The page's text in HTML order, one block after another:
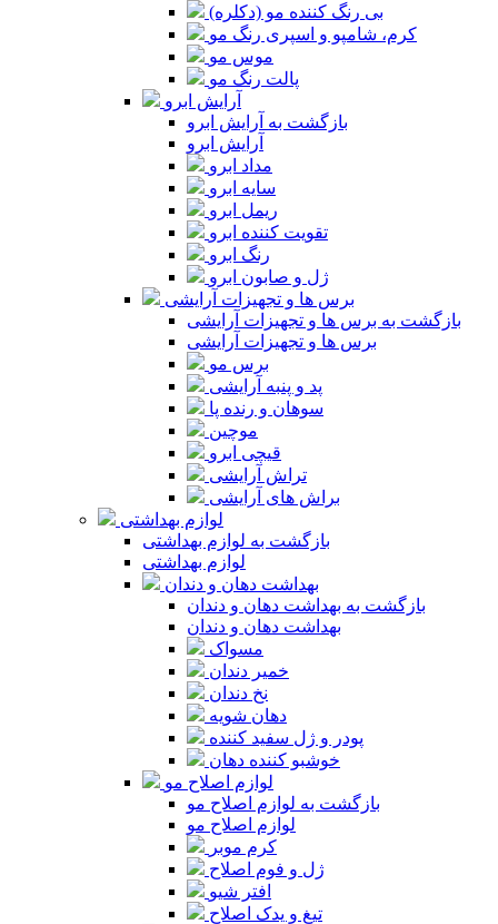
بی رنگ کننده مو (دکلره)
کرم، شامپو و اسپری رنگ مو
موس مو
پالت رنگ مو
آرایش ابرو
بازگشت به آرایش ابرو
آرایش ابرو
مداد ابرو
سایه ابرو
ریمل ابرو
تقویت کننده ابرو
رنگ ابرو
ژل و صابون ابرو
برس ها و تجهیزات آرایشی
بازگشت به برس ها و تجهیزات آرایشی
برس ها و تجهیزات آرایشی
برس مو
پد و پنبه آرایشی
سوهان و رنده پا
موچین
قیچی ابرو
تراش آرایشی
براش های آرایشی
لوازم بهداشتی
بازگشت به لوازم بهداشتی
لوازم بهداشتی
بهداشت دهان و دندان
بازگشت به بهداشت دهان و دندان
بهداشت دهان و دندان
مسواک
خمیر دندان
نخ دندان
دهان شویه
پودر و ژل سفید کننده
خوشبو کننده دهان
لوازم اصلاح مو
بازگشت به لوازم اصلاح مو
لوازم اصلاح مو
کرم موبر
ژل و فوم اصلاح
افتر شیو
تیغ و یدک اصلاح